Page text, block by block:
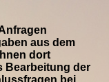
aus dem
dort
Bearbeitung der
bei